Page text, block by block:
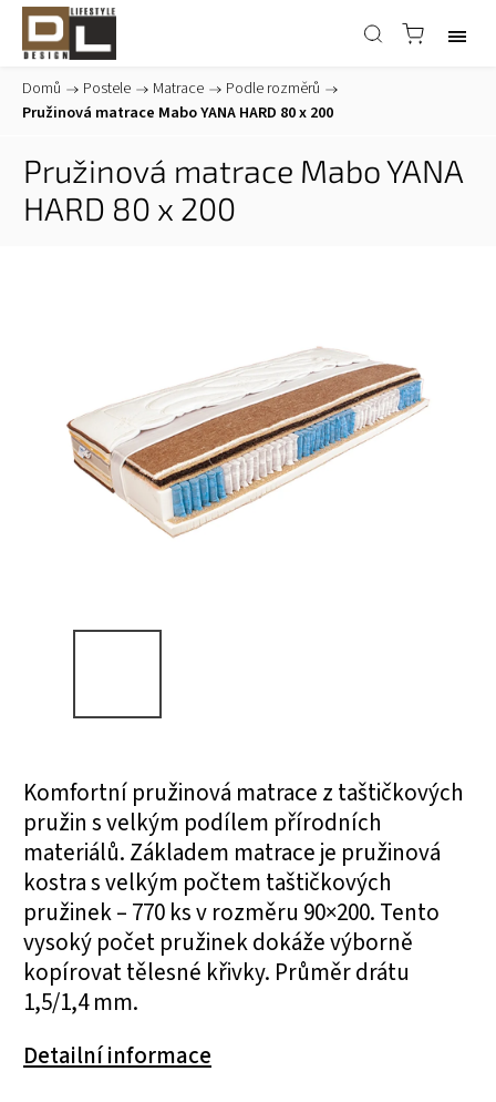
Domů / Postele / Matrace / Podle rozměrů /
Pružinová matrace Mabo YANA HARD 80 x 200
Pružinová matrace Mabo YANA
HARD 80 x 200
Komfortní pružinová matrace z taštičkových
pružin s velkým podílem přírodních
materiálů. Základem matrace je pružinová
kostra s velkým počtem taštičkových
pružinek – 770 ks v rozměru 90×200. Tento
vysoký počet pružinek dokáže výborně
kopírovat tělesné křivky. Průměr drátu
1,5/1,4 mm.
Detailní informace